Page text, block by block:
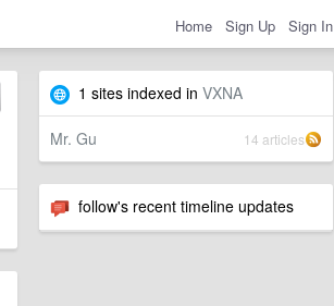
Home Sign Up Sign In
1 sites indexed in VXNA
Mr. Gu 14 articles
follow's recent timeline updates